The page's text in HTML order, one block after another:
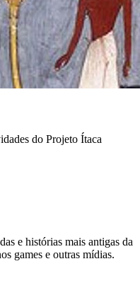
do Projeto Ítaca
e histórias mais antigas da
games e outras mídias.